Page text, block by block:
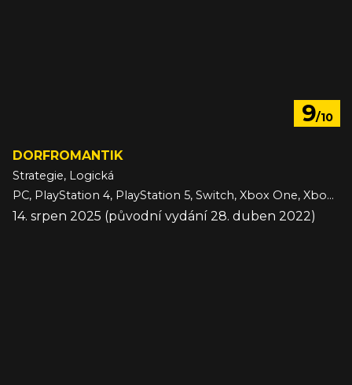
9/10
DORFROMANTIK
Strategie, Logická
PC, PlayStation 4, PlayStation 5, Switch, Xbox One, Xbox Series
14. srpen 2025 (původní vydání 28. duben 2022)